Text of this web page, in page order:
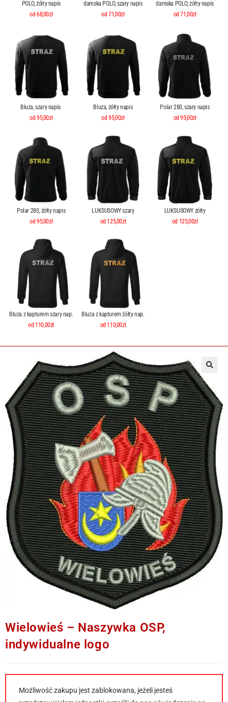
POLO, żółty napis
od 68,00zł
damska POLO, szary napis
od 71,00zł
damska POLO, żółty napis
od 71,00zł
Bluza, szary napis
od 95,00zł
Bluza, żółty napis
od 95,00zł
Polar 280, szary napis
od 95,00zł
Polar 280, żółty napis
od 95,00zł
LUKSUSOWY szary
od 125,00zł
LUKSUSOWY żółty
od 125,00zł
Bluza z kapturem szary nap.
od 110,00zł
Bluza z kapturem żółty nap.
od 110,00zł
Wielowieś – Naszywka OSP,
indywidualne logo
Możliwość zakupu jest zablokowana, jeżeli jesteś